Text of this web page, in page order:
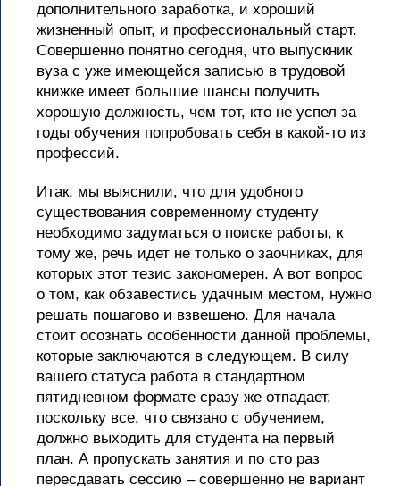
дополнительного заработка, и хороший
жизненный опыт, и профессиональный старт.
Совершенно понятно сегодня, что выпускник
вуза с уже имеющейся записью в трудовой
книжке имеет большие шансы получить
хорошую должность, чем тот, кто не успел за
годы обучения попробовать себя в какой-то из
профессий.
Итак, мы выяснили, что для удобного
существования современному студенту
необходимо задуматься о поиске работы, к
тому же, речь идет не только о заочниках, для
которых этот тезис закономерен. А вот вопрос
о том, как обзавестись удачным местом, нужно
решать пошагово и взвешено. Для начала
стоит осознать особенности данной проблемы,
которые заключаются в следующем. В силу
вашего статуса работа в стандартном
пятидневном формате сразу же отпадает,
поскольку все, что связано с обучением,
должно выходить для студента на первый
план. А пропускать занятия и по сто раз
пересдавать сессию – совершенно не вариант